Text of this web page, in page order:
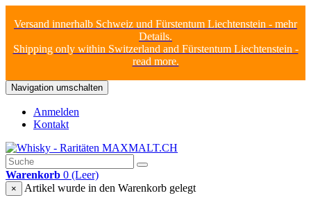
Versand innerhalb Schweiz und Fürstentum Liechtenstein - mehr
Details.
Shipping only within Switzerland and Fürstentum Liechtenstein -
read more.
Navigation umschalten
Anmelden
Kontakt
Warenkorb 0 (Leer)
× Artikel wurde in den Warenkorb gelegt